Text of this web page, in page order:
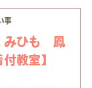
事
みひも 鳳
教室】